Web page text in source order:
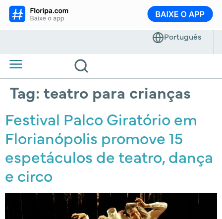
Tag: teatro para crianças
Festival Palco Giratório em
Florianópolis promove 15
espetáculos de teatro, dança
e circo